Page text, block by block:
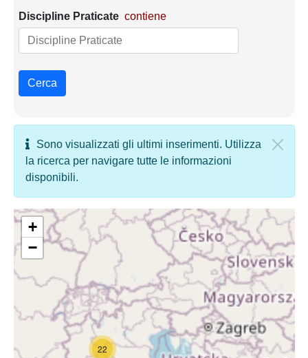
Discipline Praticate contiene
Cerca
Sono visualizzati gli ultimi inserimenti. Utilizza
la ricerca per navigare tutte le informazioni
disponibili.
22
+
−